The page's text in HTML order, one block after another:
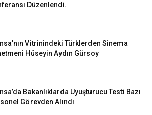
Düzenlendi.
Vitrinindeki Türklerden Sinema
Hüseyin Aydın Gürsoy
Bakanlıklarda Uyuşturucu Testi Bazı
Görevden Alındı